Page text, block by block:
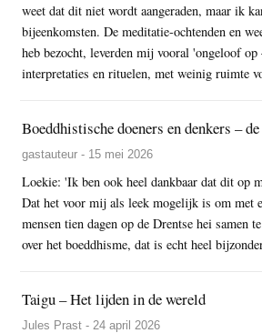
weet dat dit niet wordt aangeraden, maar ik
bijeenkomsten. De meditatie-ochtenden en
heb bezocht, leverden mij vooral 'ongeloof op
interpretaties en rituelen, met weinig ruimte
Boeddhistische doeners en denkers –
gastauteur - 15 mei 2026
Loekie: 'Ik ben ook heel dankbaar dat dit op
Dat het voor mij als leek mogelijk is om met
mensen tien dagen op de Drentse hei samen
over het boeddhisme, dat is echt heel
Taigu – Het lijden in de wereld
Jules Prast - 24 april 2026